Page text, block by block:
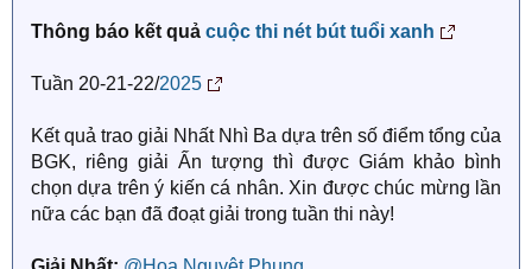
:Thông báo kết quả cuộc thi nét bút tuổi xanh
Tuần 20-21-22/2025
Kết quả trao giải Nhất Nhì Ba dựa trên số điểm tổng của
BGK, riêng giải Ấn tượng thì được Giám khảo bình
chọn dựa trên ý kiến cá nhân. Xin được chúc mừng lần
nữa các bạn đã đoạt giải trong tuần thi này!